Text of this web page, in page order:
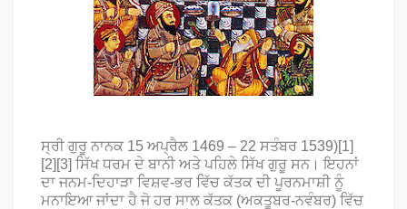
ਸ੍ਰੀ ਗੁਰੂ ਨਾਨਕ 15 ਅਪ੍ਰੈਲ 1469 – 22 ਸਤੰਬਰ 1539)[1]
[2][3] ਸਿੱਖ ਧਰਮ ਦੇ ਬਾਨੀ ਅਤੇ ਪਹਿਲੇ ਸਿੱਖ ਗੁਰੂ ਸਨ। ਇਹਨਾਂ
ਦਾ ਜਨਮ-ਦਿਹਾੜਾ ਵਿਸ਼ਵ-ਭਰ ਵਿੱਚ ਕੱਤਕ ਦੀ ਪੂਰਨਮਾਸ਼ੀ ਨੂੰ
ਮਨਾਇਆ ਜਾਂਦਾ ਹੈ ਜੋ ਹਰ ਸਾਲ ਕੱਤਕ (ਅਕਤੂਬਰ-ਨਵੰਬਰ) ਵਿੱਚ